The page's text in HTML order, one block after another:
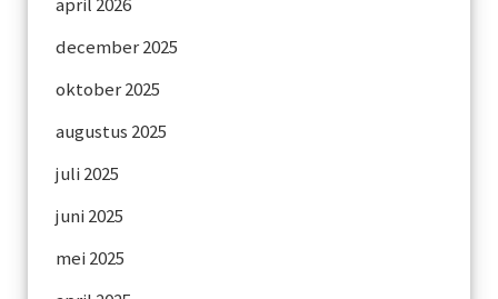
december 2025
oktober 2025
augustus 2025
juli 2025
juni 2025
mei 2025